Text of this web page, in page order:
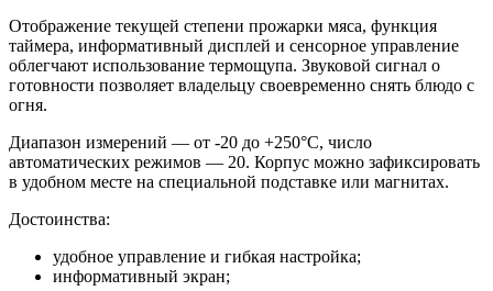
Отображение текущей степени прожарки мяса, функция
таймера, информативный дисплей и сенсорное управление
облегчают использование термощупа. Звуковой сигнал о
готовности позволяет владельцу своевременно снять блюдо с
огня.
Диапазон измерений — от -20 до +250°C, число
автоматических режимов — 20. Корпус можно зафиксировать
в удобном месте на специальной подставке или магнитах.
Достоинства:
удобное управление и гибкая настройка;
информативный экран;